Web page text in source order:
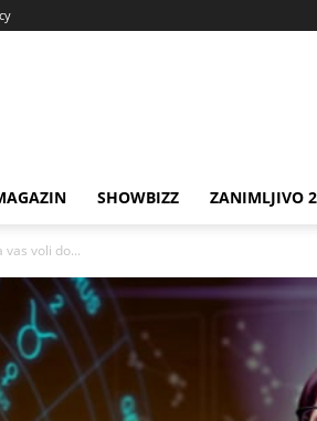
SHOWBIZZ ZANIMLJIVO
vas voli do...